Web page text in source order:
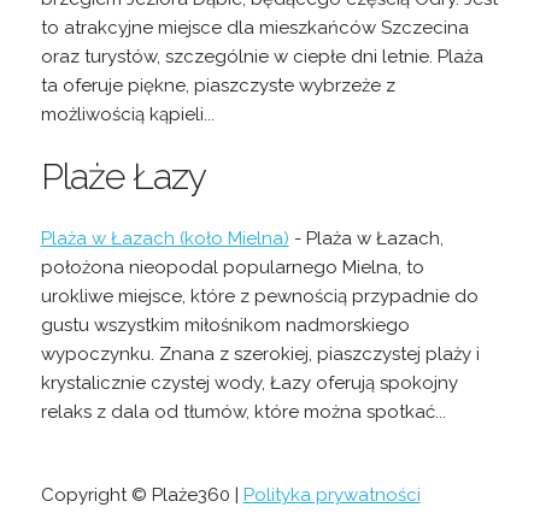
to atrakcyjne miejsce dla mieszkańców Szczecina
oraz turystów, szczególnie w ciepłe dni letnie. Plaża
ta oferuje piękne, piaszczyste wybrzeże z
możliwością kąpieli...
Plaże Łazy
Plaża w Łazach (koło Mielna) - Plaża w Łazach,
położona nieopodal popularnego Mielna, to
urokliwe miejsce, które z pewnością przypadnie do
gustu wszystkim miłośnikom nadmorskiego
wypoczynku. Znana z szerokiej, piaszczystej plaży i
krystalicznie czystej wody, Łazy oferują spokojny
relaks z dala od tłumów, które można spotkać...
Copyright © Plaże360 | Polityka prywatności